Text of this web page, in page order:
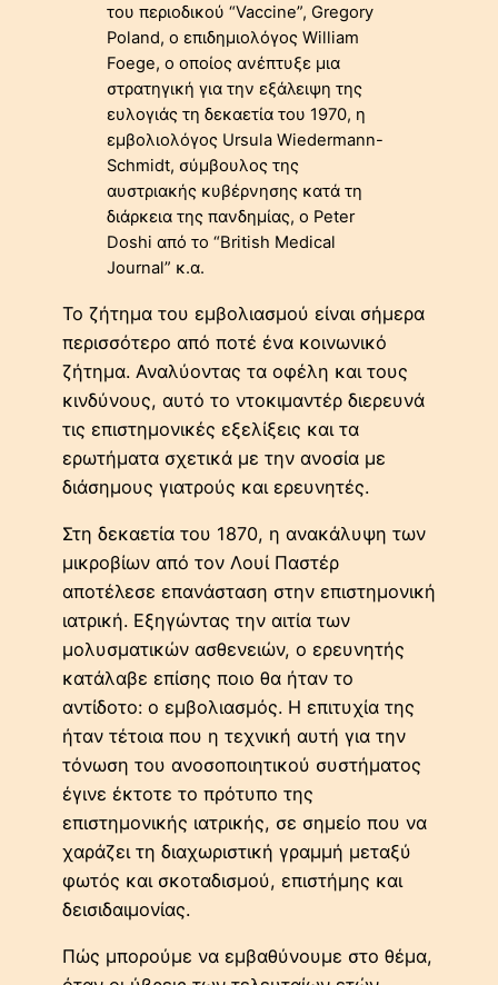
του περιοδικού “Vaccine”, Gregory
Poland, ο επιδημιολόγος William
Foege, ο οποίος ανέπτυξε μια
στρατηγική για την εξάλειψη της
ευλογιάς τη δεκαετία του 1970, η
εμβολιολόγος Ursula Wiedermann-
Schmidt, σύμβουλος της
αυστριακής κυβέρνησης κατά τη
διάρκεια της πανδημίας, ο Peter
Doshi από το “British Medical
Journal” κ.α.
Το ζήτημα του εμβολιασμού είναι σήμερα
περισσότερο από ποτέ ένα κοινωνικό
ζήτημα. Αναλύοντας τα οφέλη και τους
κινδύνους, αυτό το ντοκιμαντέρ διερευνά
τις επιστημονικές εξελίξεις και τα
ερωτήματα σχετικά με την ανοσία με
διάσημους γιατρούς και ερευνητές.
Στη δεκαετία του 1870, η ανακάλυψη των
μικροβίων από τον Λουί Παστέρ
αποτέλεσε επανάσταση στην επιστημονική
ιατρική. Εξηγώντας την αιτία των
μολυσματικών ασθενειών, ο ερευνητής
κατάλαβε επίσης ποιο θα ήταν το
αντίδοτο: ο εμβολιασμός. Η επιτυχία της
ήταν τέτοια που η τεχνική αυτή για την
τόνωση του ανοσοποιητικού συστήματος
έγινε έκτοτε το πρότυπο της
επιστημονικής ιατρικής, σε σημείο που να
χαράζει τη διαχωριστική γραμμή μεταξύ
φωτός και σκοταδισμού, επιστήμης και
δεισιδαιμονίας.
Πώς μπορούμε να εμβαθύνουμε στο θέμα,